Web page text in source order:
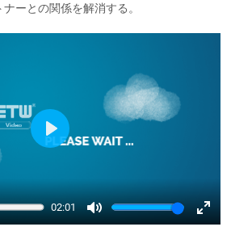
ーとの関係を解消する。
02:01
Mute
Enter
Play